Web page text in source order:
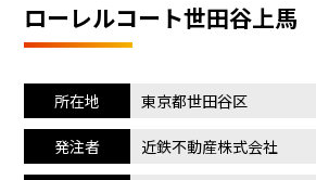
ローレルコート世田谷上馬
所在地 東京都世田谷区
発注者 近鉄不動産株式会社